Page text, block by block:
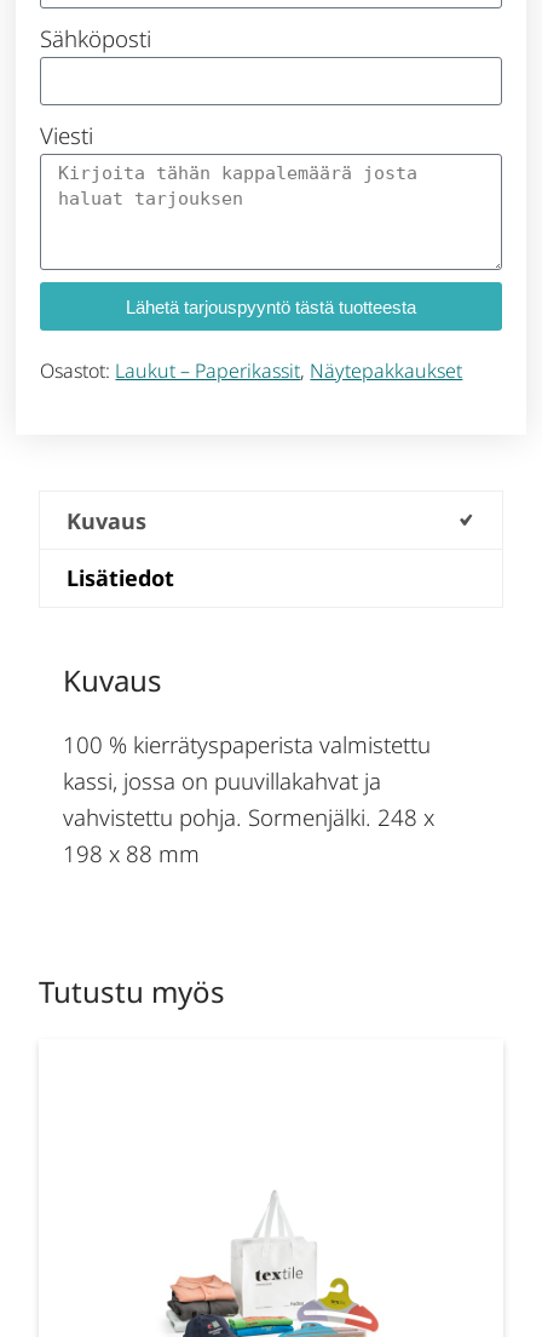
Sähköposti
Viesti
Lähetä tarjouspyyntö tästä tuotteesta
Osastot: Laukut – Paperikassit, Näytepakkaukset
Kuvaus
Lisätiedot
Kuvaus
100 % kierrätyspaperista valmistettu
kassi, jossa on puuvillakahvat ja
vahvistettu pohja. Sormenjälki. 248 x
198 x 88 mm
Tutustu myös